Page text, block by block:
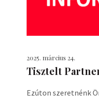
2025. március 24.
Tisztelt
Ezúton szeretnénk